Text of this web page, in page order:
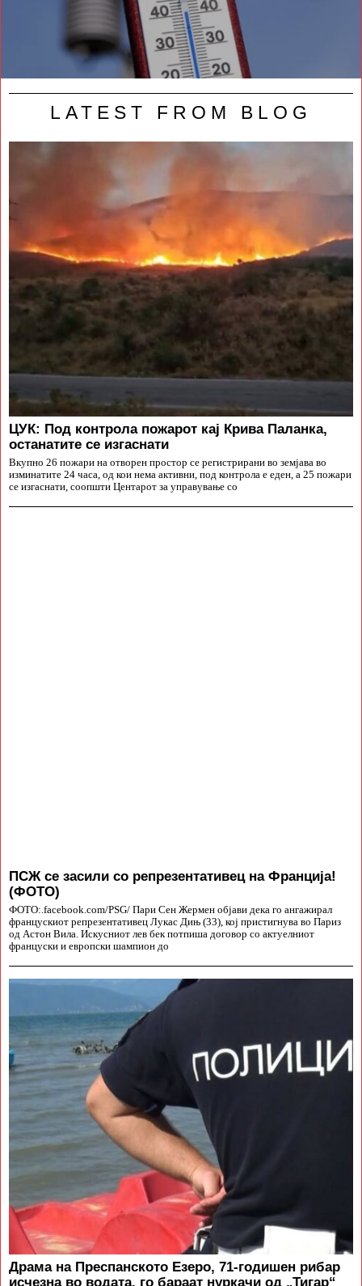
LATEST FROM BLOG
ЦУК: Под контрола пожарот кај Крива Паланка,
останатите се изгаснати
Вкупно 26 пожари на отворен простор се регистрирани во земјава во
изминатите 24 часа, од кои нема активни, под контрола е еден, а 25 пожари
се изгаснати, соопшти Центарот за управување со
ПСЖ се засили со репрезентативец на Франција!
(ФОТО)
ФОТО:.facebook.com/PSG/ Пари Сен Жермен објави дека го ангажирал
францускиот репрезентативец Лукас Дињ (33), кој пристигнува во Париз
од Астон Вила. Искусниот лев бек потпиша договор со актуелниот
француски и европски шампион до
Драма на Преспанското Езеро, 71-годишен рибар
исчезна во водата, го бараат нуркачи од „Тигар“